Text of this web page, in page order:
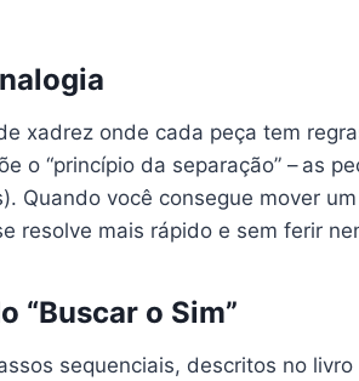
xadrez onde cada peça tem
o “princípio da separação” – as
Quando você consegue mover
resolve mais rápido e sem ferir
“Buscar o Sim”
sequenciais, descritos no